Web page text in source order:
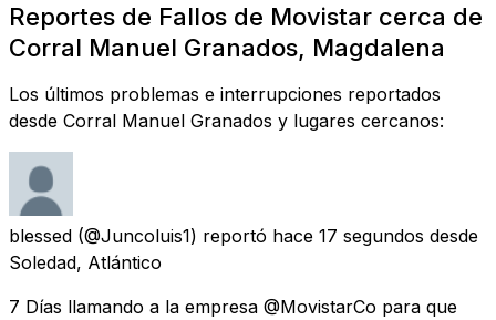
Reportes de Fallos de Movistar cerca de
Corral Manuel Granados, Magdalena
Los últimos problemas e interrupciones reportados
desde Corral Manuel Granados y lugares cercanos:
blessed (@Juncoluis1) reportó hace 17 segundos desde
Soledad, Atlántico
7 Días llamando a la empresa @MovistarCo para que